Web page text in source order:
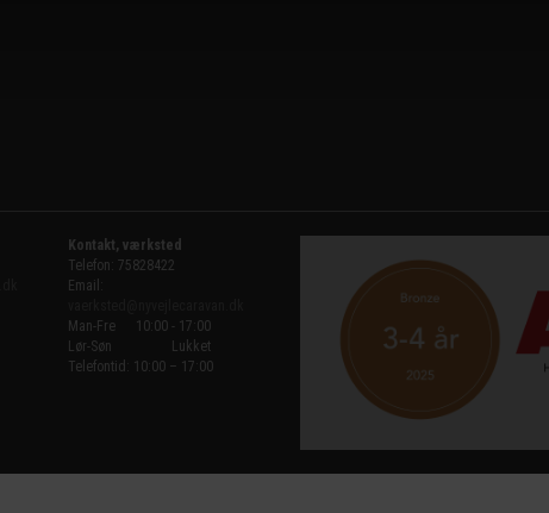
Kontakt, værksted
Telefon: 75828422
Email:
Man-Fre
10:00 - 17:00
Lør-Søn
Lukket
Telefontid: 10:00 – 17:00